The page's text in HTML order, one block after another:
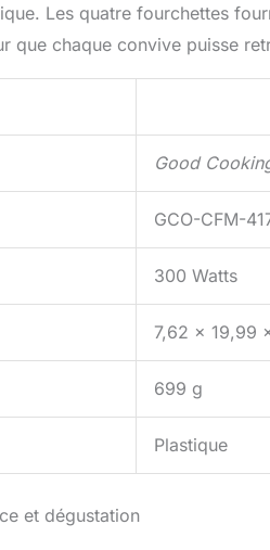
Les quatre fourchettes
que chaque convive puisse
Good
GCO-CFM-
300 Watts
7,62 x 19,99
699 g
Plastique
et dégustation